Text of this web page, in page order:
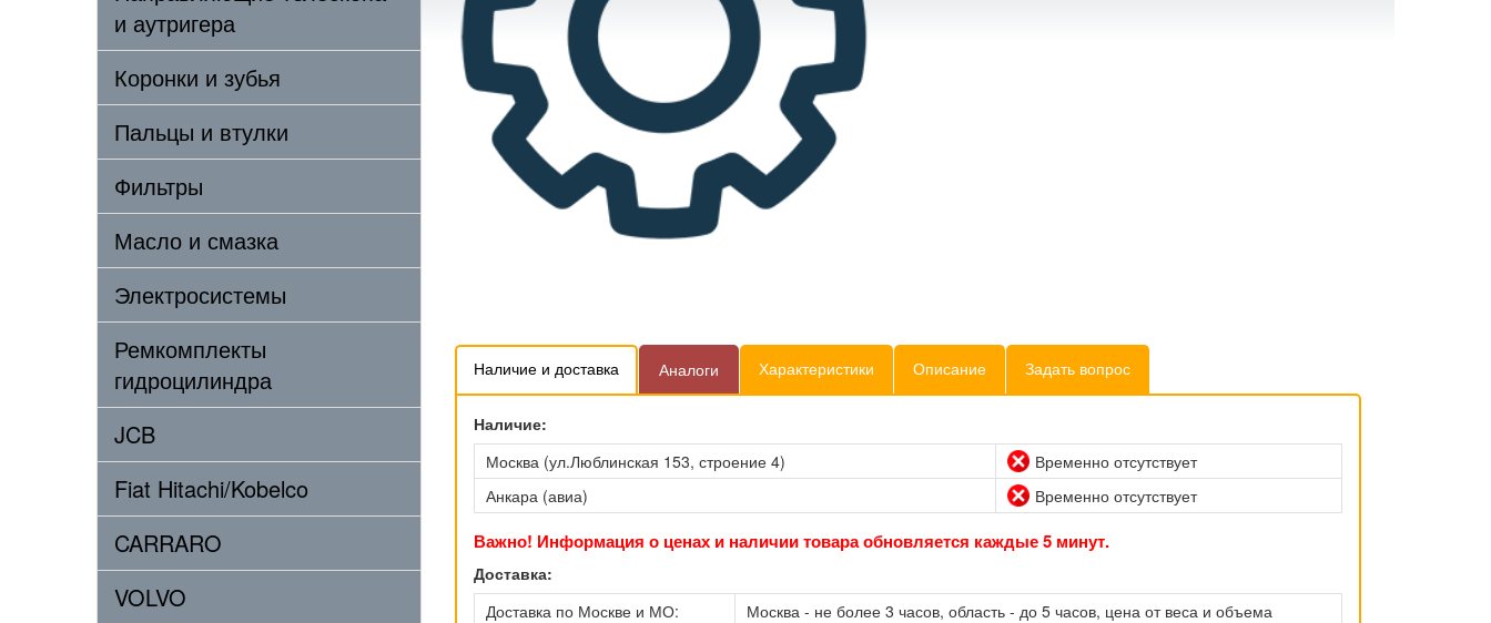
и аутригера
Коронки и зубья
Пальцы и втулки
Фильтры
Масло и смазка
Электросистемы
Ремкомплекты
гидроцилиндра
JCB
Fiat Hitachi/Kobelco
CARRARO
VOLVO
Наличие и доставка Аналоги Характеристики Описание Задать вопрос
Наличие:
Москва (ул.Люблинская 153, строение 4)
Временно отсутствует
Анкара (авиа)
Временно отсутствует
Важно! Информация о ценах и наличии товара обновляется каждые 5 минут.
Доставка:
Доставка по Москве и МО:
Москва - не более 3 часов, область - до 5 часов, цена от веса и объема